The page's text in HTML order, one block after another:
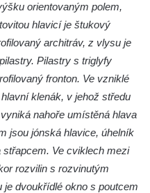
orientovaným polem,
hlavicí je štukový
architráv, z vlysu je
Pilastry s triglyfy
fronton. Ve vzniklé
klenák, v jehož středu
nahoře umístěná hlava
jsou jónská hlavice, úhelník
střapcem. Ve cviklech mezi
rozvilin s rozvinutým
dvoukřídlé okno s poutcem